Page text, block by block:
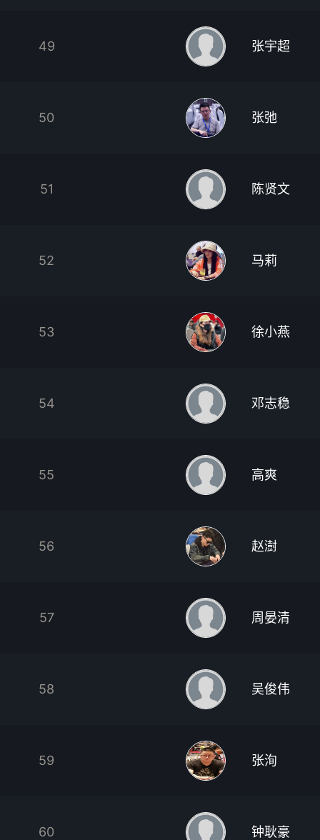
49 张宇超
50 张弛
51 陈贤文
52 马莉
53 徐小燕
54 邓志稳
55 高爽
56 赵澍
57 周晏清
58 吴俊伟
59 张洵
60 钟耿豪